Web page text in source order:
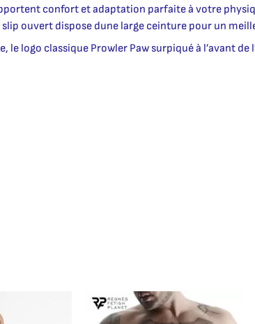
confort et adaptation parfaite à votre
ouvert dispose dune large ceinture pour un
logo classique Prowler Paw surpiqué à l’avant de